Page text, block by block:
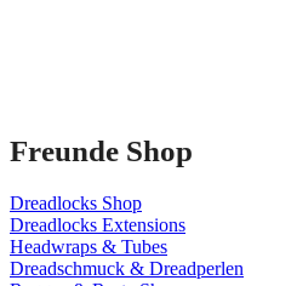
Freunde Shop
Dreadlocks Shop
Dreadlocks Extensions
Headwraps & Tubes
Dreadschmuck & Dreadperlen